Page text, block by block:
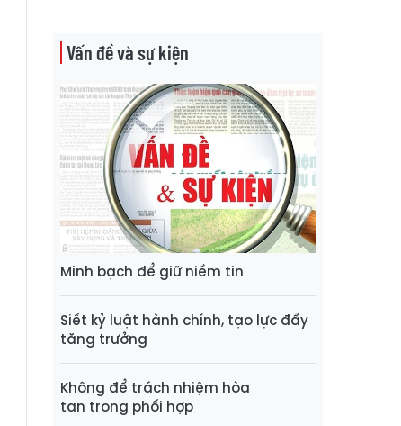
Vấn đề và sự kiện
Minh bạch để giữ niềm tin
Siết kỷ luật hành chính, tạo lực đẩy
tăng trưởng
Không để trách nhiệm hòa
tan trong phối hợp